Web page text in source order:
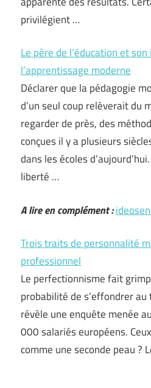
privilégient …
Le père de l’éducation et
l’apprentissage moderne
Déclarer que la pédagogie
d’un seul coup relèverait du
regarder de près, des
conçues il y a plusieurs
dans les écoles
liberté …
A lire en complément :
Trois traits de personnalité
professionnel
Le perfectionnisme fait
probabilité de s’effondrer au
révèle une enquête menée
000 salariés européens.
comme une seconde peau ?